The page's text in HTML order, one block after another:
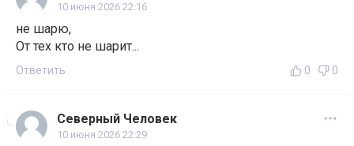
10 июня 2026 22:16
не шарю,
От тех кто не шарит...
Ответить 0 0
Северный Человек
10 июня 2026 22:29